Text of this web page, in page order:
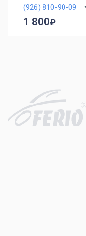
(926) 810-90-09
1 800
R